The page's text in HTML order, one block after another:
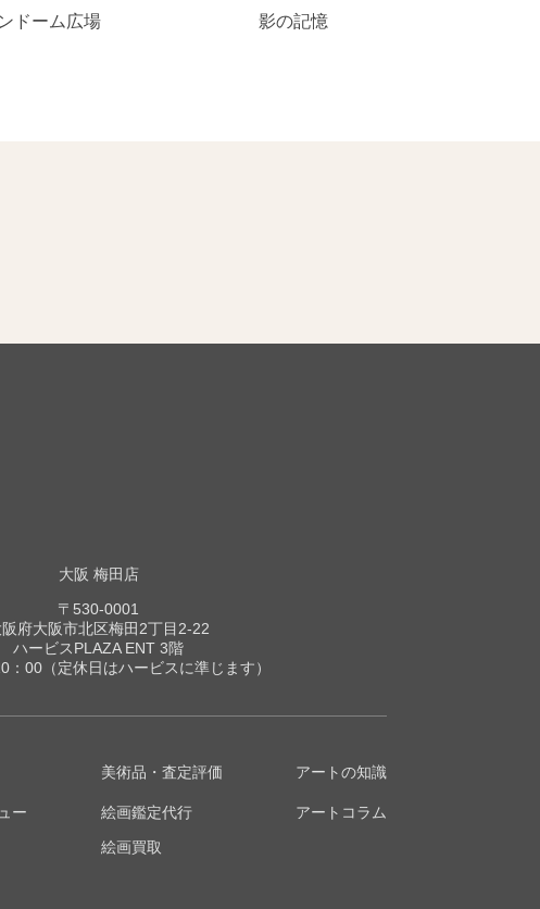
ドーム広場
影の記憶
大阪 梅田店
〒530-0001
阪府大阪市北区梅田2丁目2-22
ハービスPLAZA ENT 3階
：00（定休日はハービスに準じます）
ー
美術品・査定評価
絵画鑑定代行
絵画買取
アートの知識
アートコラム